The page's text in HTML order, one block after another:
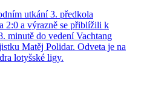
utkání 3. předkola
2:0 a výrazně se přiblížili k
minutě do vedení Vachtang
Matěj Polidar. Odveta je na
lotyšské ligy.